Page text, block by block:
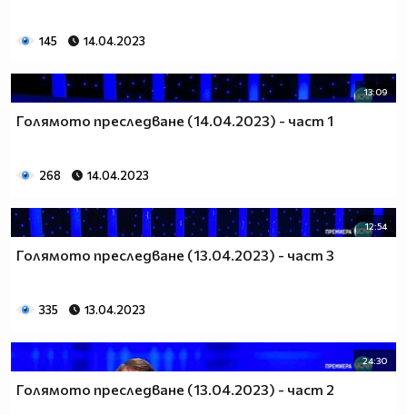
145 14.04.2023
13:09
Голямото преследване (14.04.2023) - част 1
268 14.04.2023
12:54
Голямото преследване (13.04.2023) - част 3
335 13.04.2023
24:30
Голямото преследване (13.04.2023) - част 2